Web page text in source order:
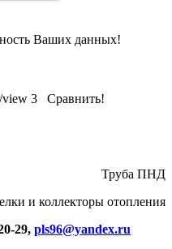
Ваших данных!
view 3
Сравнить!
Труба ПНД
и коллекторы отопления
29, pls96@yandex.ru